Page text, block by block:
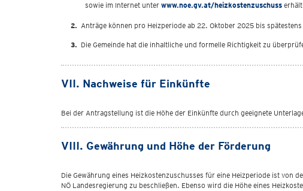
sowie im Internet unter www.noe.gv.at/heizkostenzuschuss
Anträge können pro Heizperiode ab 22. Oktober 2025 bis
Die Gemeinde hat die inhaltliche und formelle Richtigkeit zu
VII. Nachweise für Einkünfte
Bei der Antragstellung ist die Höhe der Einkünfte durch geeignete
VIII. Gewährung und Höhe der Förderung
Die Gewährung eines Heizkostenzuschusses für eine Heizperiode ist von
NÖ Landesregierung zu beschließen. Ebenso wird die Höhe eines